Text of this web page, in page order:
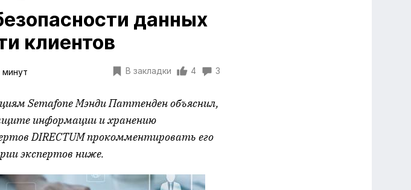
данных
клиентов
минут В закладки 4 3
Semafone Мэнди Паттенден объяснил,
информации и хранению
DIRECTUMпрокомментировать его
экспертов ниже.